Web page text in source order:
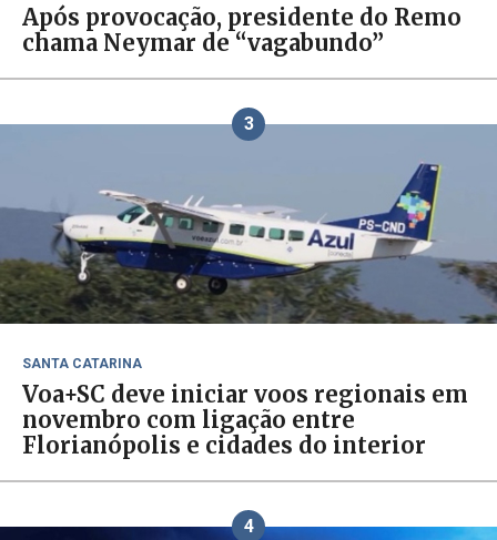
Após provocação, presidente do Remo
chama Neymar de “vagabundo”
3
SANTA CATARINA
Voa+SC deve iniciar voos regionais em
novembro com ligação entre
Florianópolis e cidades do interior
4